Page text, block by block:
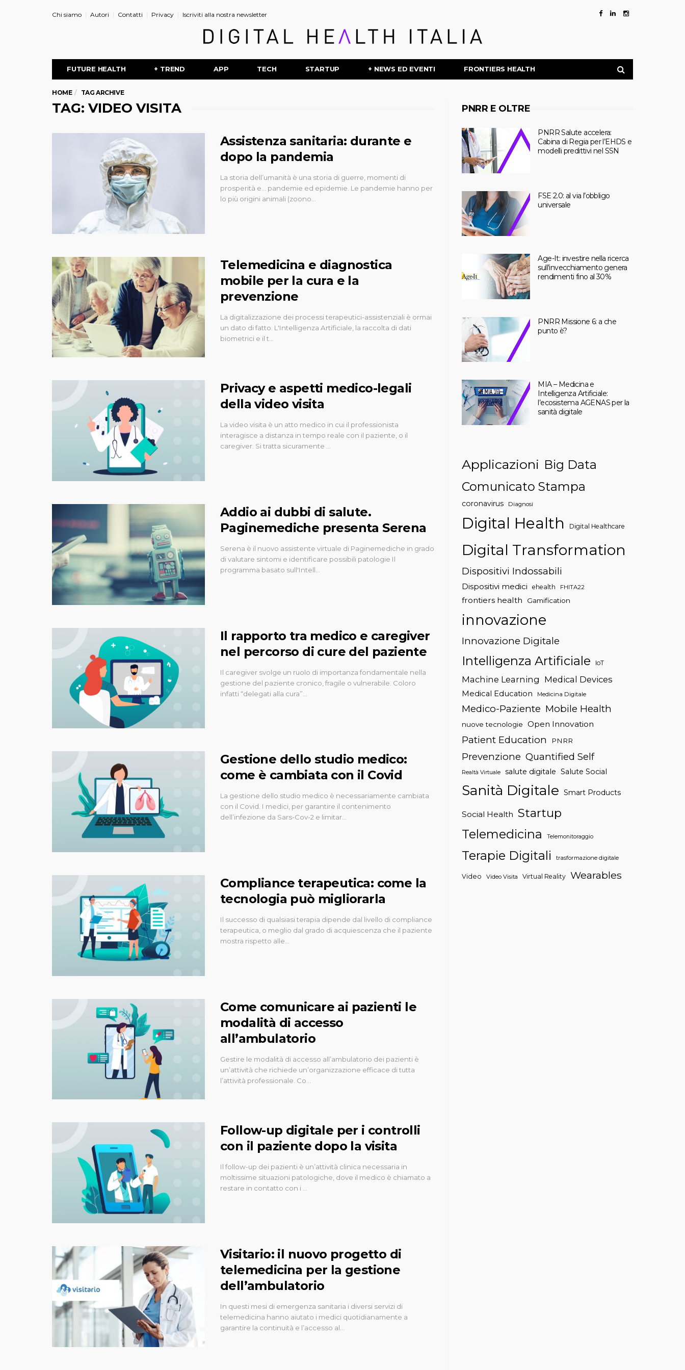
Chi siamo Autori Contatti Privacy Iscriviti alla nostra newsletter
FUTURE HEALTH + TREND APP TECH STARTUP + NEWS ED EVENTI FRONTIERS HEALTH
HOME TAG ARCHIVE
TAG: VIDEO VISITA
Assistenza sanitaria: durante e
dopo la pandemia
La storia dell’umanità è una storia di guerre, momenti di
prosperità e... pandemie ed epidemie. Le pandemie hanno per
lo più origini animali (zoono…
Telemedicina e diagnostica
mobile per la cura e la
prevenzione
La digitalizzazione dei processi terapeutici-assistenziali è ormai
un dato di fatto. L'Intelligenza Artificiale, la raccolta di dati
biometrici e il t…
Privacy e aspetti medico-legali
della video visita
La video visita è un atto medico in cui il professionista
interagisce a distanza in tempo reale con il paziente, o il
caregiver. Si tratta sicuramente …
Addio ai dubbi di salute.
Paginemediche presenta Serena
Serena è il nuovo assistente virtuale di Paginemediche in grado
di valutare sintomi e identificare possibili patologie Il
programma basato sull'Intell…
Il rapporto tra medico e caregiver
nel percorso di cure del paziente
Il caregiver svolge un ruolo di importanza fondamentale nella
gestione del paziente cronico, fragile o vulnerabile. Coloro
infatti “delegati alla cura”…
Gestione dello studio medico:
come è cambiata con il Covid
La gestione dello studio medico è necessariamente cambiata
con il Covid. I medici, per garantire il contenimento
dell’infezione da Sars-Cov-2 e limitar…
Compliance terapeutica: come la
tecnologia può migliorarla
Il successo di qualsiasi terapia dipende dal livello di compliance
terapeutica, o meglio dal grado di acquiescenza che il paziente
mostra rispetto alle…
Come comunicare ai pazienti le
modalità di accesso
all’ambulatorio
Gestire le modalità di accesso all’ambulatorio dei pazienti è
un’attività che richiede un’organizzazione efficace di tutta
l’attività professionale. Co…
Follow-up digitale per i controlli
con il paziente dopo la visita
Il follow-up dei pazienti è un’attività clinica necessaria in
moltissime situazioni patologiche, dove il medico è chiamato a
restare in contatto con i …
Visitario: il nuovo progetto di
telemedicina per la gestione
dell’ambulatorio
In questi mesi di emergenza sanitaria i diversi servizi di
telemedicina hanno aiutato i medici quotidianamente a
garantire la continuità e l’accesso al…
PNRR E OLTRE
PNRR Salute accelera:
Cabina di Regia per l’EHDS e
modelli predittivi nel SSN
FSE 2.0: al via l’obbligo
universale
Age-It: investire nella ricerca
sull’invecchiamento genera
rendimenti fino al 30%
PNRR Missione 6: a che
punto è?
MIA – Medicina e
Intelligenza Artificiale:
l’ecosistema AGENAS per la
sanità digitale
Applicazioni Big Data
Comunicato Stampa
coronavirus Diagnosi
Digital Health Digital Healthcare
Digital Transformation
Dispositivi Indossabili
Dispositivi medici ehealth FHITA22
frontiers health Gamification
innovazione
Innovazione Digitale
Intelligenza Artificiale IoT
Machine Learning Medical Devices
Medical Education Medicina Digitale
Medico-Paziente Mobile Health
nuove tecnologie Open Innovation
Patient Education PNRR
Prevenzione Quantified Self
Realtà Virtuale salute digitale Salute Social
Sanità Digitale Smart Products
Social Health Startup
Telemedicina Telemonitoraggio
Terapie Digitali trasformazione digitale
Video Video Visita Virtual Reality Wearables